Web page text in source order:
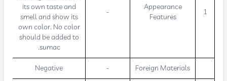
1
Appearance
Features
-
its own taste and
smell and show its
own color. No color
should be added to
sumac.
Foreign Materials
-
Negative